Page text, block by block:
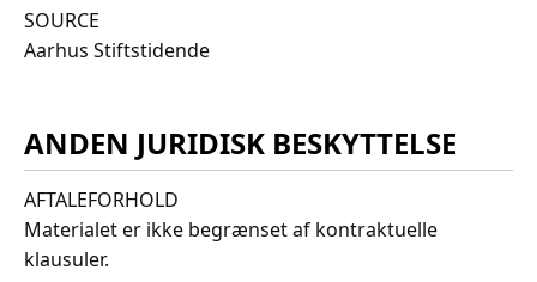
SOURCE
Aarhus Stiftstidende
ANDEN JURIDISK BESKYTTELSE
AFTALEFORHOLD
Materialet er ikke begrænset af kontraktuelle
klausuler.